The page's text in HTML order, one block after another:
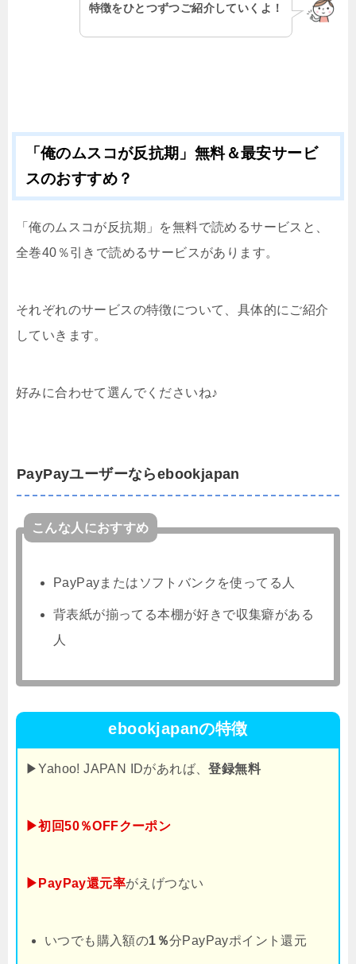
特徴をひとつずつご紹介していくよ！
「俺のムスコが反抗期」無料＆最安サービ
スのおすすめ？
「俺のムスコが反抗期」を無料で読めるサービスと、
全巻40％引きで読めるサービスがあります。
それぞれのサービスの特徴について、具体的にご紹介
していきます。
好みに合わせて選んでくださいね♪
PayPayユーザーならebookjapan
こんな人におすすめ
PayPayまたはソフトバンクを使ってる人
背表紙が揃ってる本棚が好きで収集癖がある
人
ebookjapanの特徴
▶Yahoo! JAPAN IDがあれば、登録無料
▶初回50％OFFクーポン
▶PayPay還元率がえげつない
いつでも購入額の1％分PayPayポイント還元